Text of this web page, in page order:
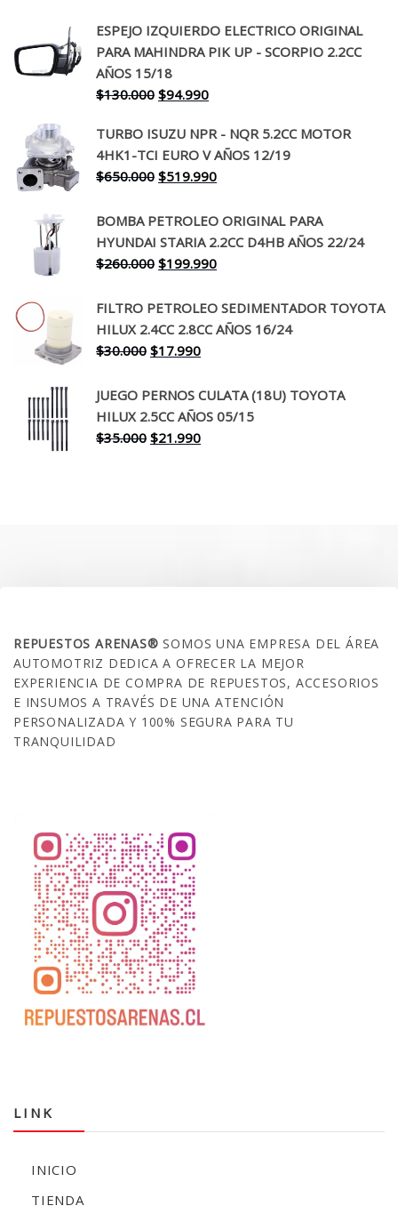
ESPEJO IZQUIERDO ELECTRICO ORIGINAL
PARA MAHINDRA PIK UP - SCORPIO 2.2CC
AÑOS 15/18
$130.000 El
original
era:
$130.000.
$94.990El
actual
es:
$94.990.
TURBO ISUZU NPR - NQR 5.2CC MOTOR
4HK1-TCI EURO V AÑOS 12/19
$650.000 El
original
era:
$650.000.
$519.990El
actual
es:
$519.990.
BOMBA PETROLEO ORIGINAL PARA
HYUNDAI STARIA 2.2CC D4HB AÑOS 22/24
$260.000 El
original
era:
$260.000.
$199.990El
actual
es:
FILTRO PETROLEO SEDIMENTADOR TOYOTA
HILUX 2.4CC 2.8CC AÑOS 16/24
$30.000 El
original
era:
$30.000.
$17.990El
actual
es:
$17.990.
JUEGO PERNOS CULATA (18U) TOYOTA
HILUX 2.5CC AÑOS 05/15
$35.000 El
$21.990El
REPUESTOS ARENAS®SOMOS UNA EMPRESA DEL ÁREA
AUTOMOTRIZ DEDICA A OFRECER LA MEJOR
EXPERIENCIA DE COMPRA DE REPUESTOS, ACCESORIOS
E INSUMOS A TRAVÉS DE UNA ATENCIÓN
PERSONALIZADA Y 100% SEGURA PARA TU
TRANQUILIDAD
LINK
INICIO
TIENDA